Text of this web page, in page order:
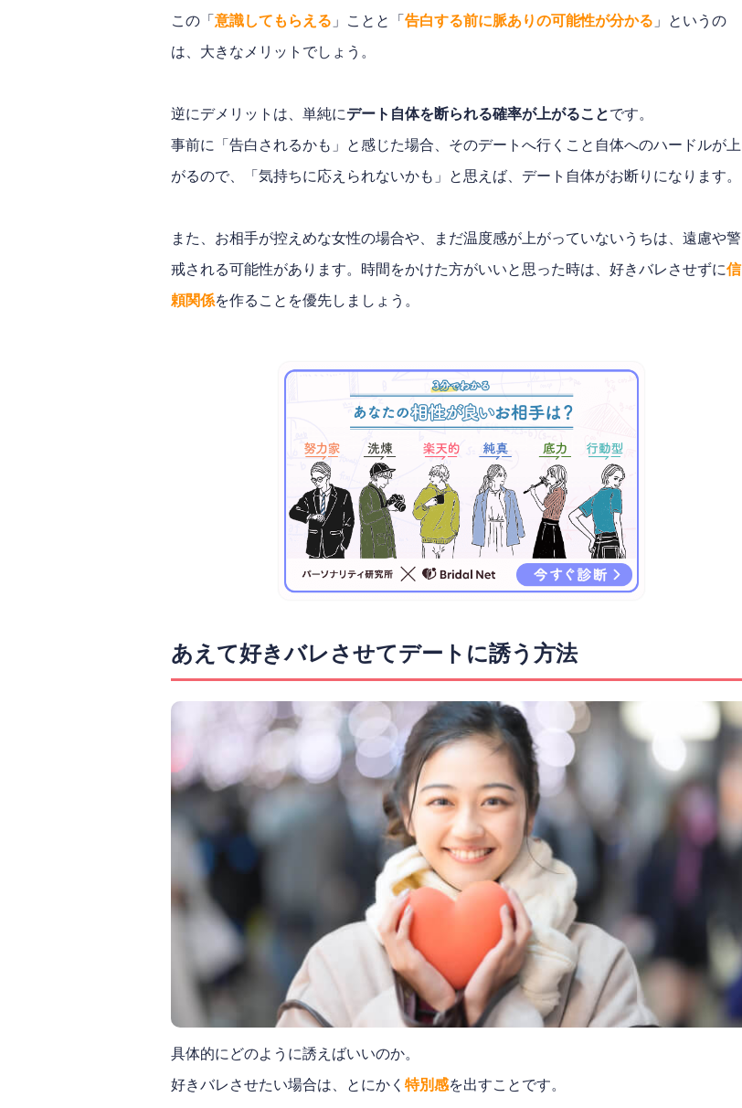
この「 意識してもらえる 」ことと「 告白する前に脈ありの可能性が分かる 」というの
は、大きなメリットでしょう。
逆にデメリットは、単純にデート自体を断られる確率が上がることです。
事前に「告白されるかも」と感じた場合、そのデートへ行くこと自体へのハードルが上
がるので、「気持ちに応えられないかも」と思えば、デート自体がお断りになります。
また、お相手が控えめな女性の場合や、まだ温度感が上がっていないうちは、遠慮や警
戒される可能性があります。時間をかけた方がいいと思った時は、好きバレさせずに信
頼関係を作ることを優先しましょう。
あえて好きバレさせてデートに誘う方法
具体的にどのように誘えばいいのか。
好きバレさせたい場合は、とにかく 特別感を出すことです。